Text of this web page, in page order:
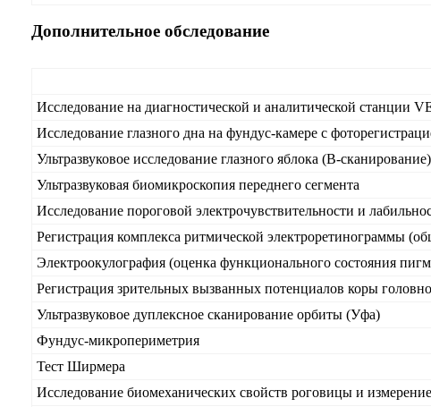
Дополнительное обследование
Исследование на диагностической и аналитической
Исследование глазного дна на фундус-камере с
Ультразвуковое исследование глазного яблока (В-сканирование)
Ультразвуковая биомикроскопия переднего сегмента
Исследование пороговой электрочувствительности и
Регистрация комплекса ритмической электроретинограммы
Электроокулография (оценка функционального состояния
Регистрация зрительных вызванных потенциалов коры
Ультразвуковое дуплексное сканирование орбиты (Уфа)
Фундус-микропериметрия
Тест Ширмера
Исследование биомеханических свойств роговицы и